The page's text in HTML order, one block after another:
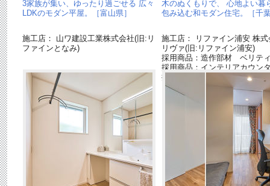
3家族が集い、ゆったり過ごせる 広々
LDKのモダン平屋。［富山県］
施工店： 山ワ建設工業株式会社(旧:リ
ファインとなみ)
木のぬくもりで、 心地よい暮
包み込む和モダン住宅。［千
施工店： リファイン浦安 株式
リヴァ(旧:リファイン浦安)
採用商品：造作部材 ベリテ
採用商品：インテリアカウン
採用商品：収納用建具 ベリ